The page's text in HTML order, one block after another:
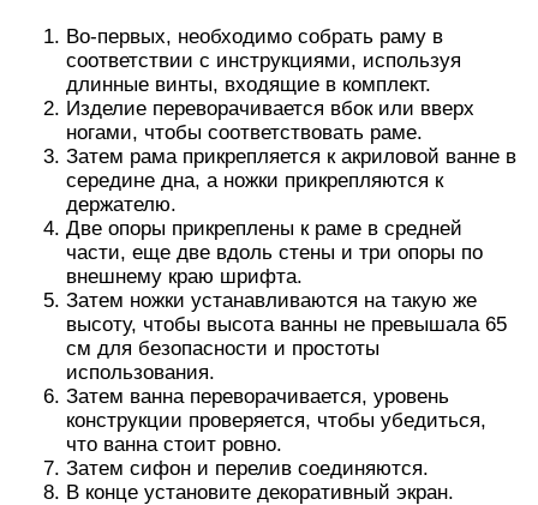
Во-первых, необходимо собрать раму в
соответствии с инструкциями, используя
длинные винты, входящие в комплект.
Изделие переворачивается вбок или вверх
ногами, чтобы соответствовать раме.
Затем рама прикрепляется к акриловой ванне в
середине дна, а ножки прикрепляются к
держателю.
Две опоры прикреплены к раме в средней
части, еще две вдоль стены и три опоры по
внешнему краю шрифта.
Затем ножки устанавливаются на такую ​​же
высоту, чтобы высота ванны не превышала 65
см для безопасности и простоты
использования.
Затем ванна переворачивается, уровень
конструкции проверяется, чтобы убедиться,
что ванна стоит ровно.
Затем сифон и перелив соединяются.
В конце установите декоративный экран.